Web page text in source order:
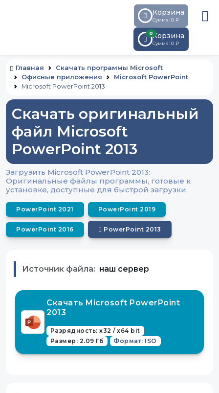
Корзина
Сумма: 0 ₽
0Корзина
Сумма: 0 ₽
Главная
Скачать программы Microsoft
Офисные приложения
Microsoft PowerPoint
Microsoft PowerPoint 2013
Скачать оригинальный
файл Microsoft
PowerPoint 2013
Загрузить Microsoft PowerPoint 2013:
Оригинальные файлы программы, готовые к
установке, доступные для быстрой загрузки.
PowerPoint 2021 PowerPoint 2019
PowerPoint 2016 PowerPoint 2013
Источник файла: наш сервер
Скачать Microsoft PowerPoint
2013
Разрядность: x32 / x64 bit
Размер: 2.09 Гб
Формат: ISO